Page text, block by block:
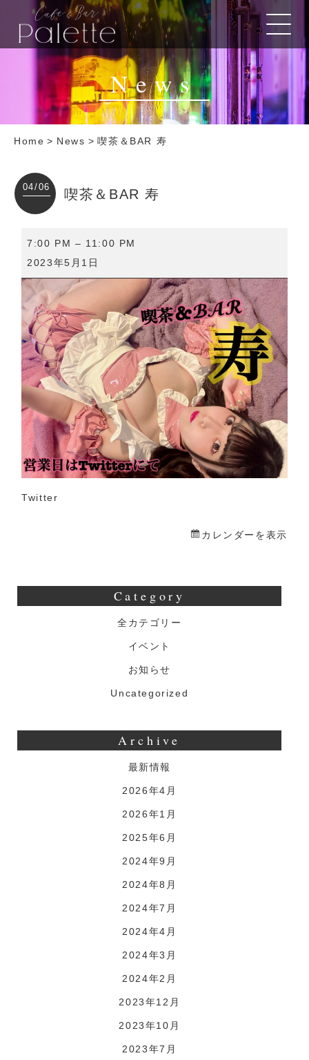
News
Home > News > 喫茶＆BAR 寿
04/06 喫茶＆BAR 寿
＆
BAR
寿
7:00 PM – 11:00 PM
2023年5月1日
Twitter
カレンダーを表示
Category
全カテゴリー
イベント
お知らせ
Uncategorized
Archive
最新情報
2026年4月
2026年1月
2025年6月
2024年9月
2024年8月
2024年7月
2024年4月
2024年3月
2024年2月
2023年12月
2023年10月
2023年7月